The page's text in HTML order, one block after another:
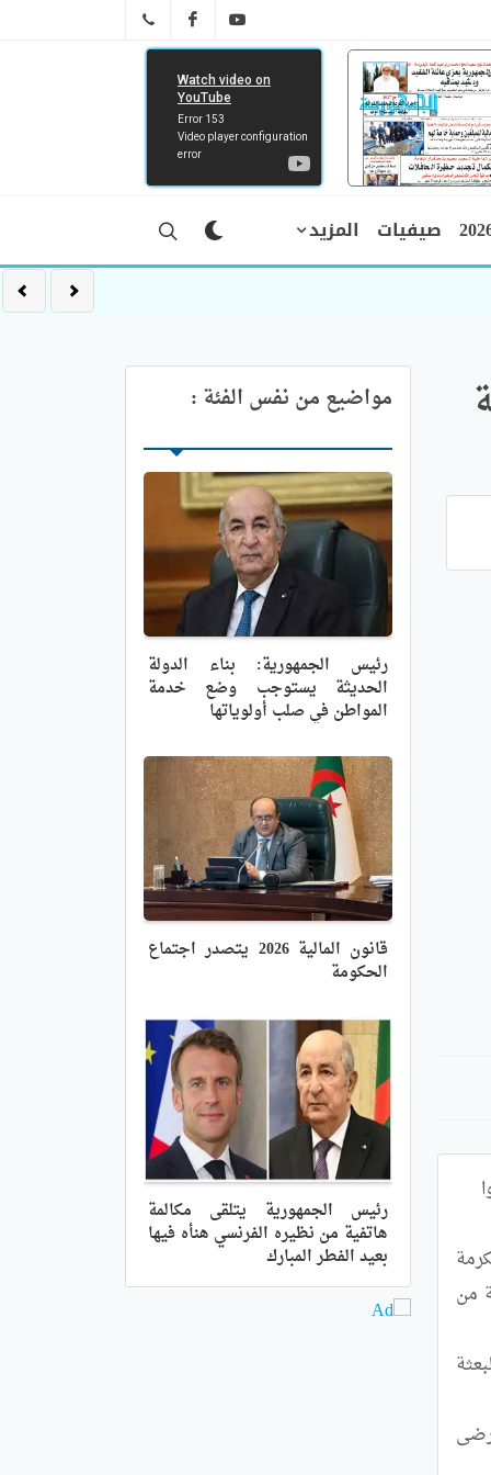
YT
FB
صيفيات المزيد
مواضيع من نفس الفئة :
رئيس الجمهورية: بناء الدولة
الحديثة يستوجب وضع خدمة
المواطن في صلب أولوياتها
قانون المالية 2026 يتصدر اجتماع
الحكومة
رئيس الجمهورية يتلقى مكالمة
هاتفية من نظيره الفرنسي هنأه فيها
بعيد الفطر المبارك